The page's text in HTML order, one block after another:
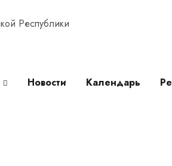
Новости Календарь